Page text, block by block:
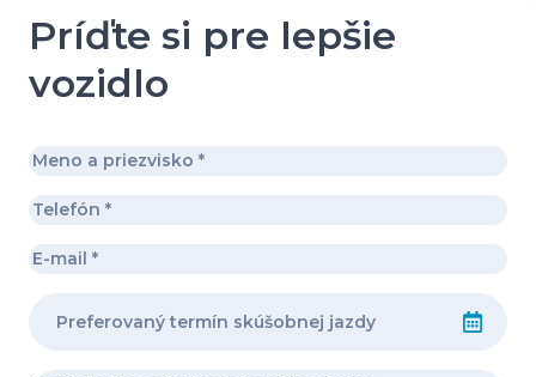
Príďte si pre lepšie
vozidlo